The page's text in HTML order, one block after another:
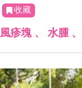
收藏
風疹塊、 水腫、